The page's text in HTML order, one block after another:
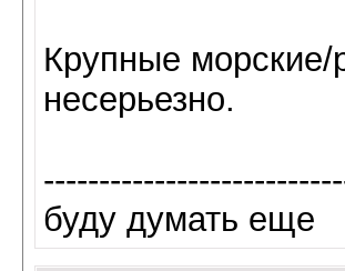
Крупные
несерьезно.
буду думать еще